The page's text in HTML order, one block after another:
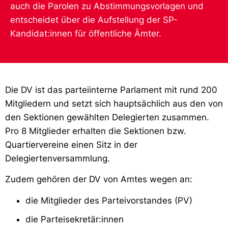
auch die Parolen zu Abstimmungsvorlagen und
entscheidet über die Aufstellung der SP-
Kandidat:innen für öffentliche Ämter.
Die DV ist das parteiinterne Parlament mit rund 200
Mitgliedern und setzt sich hauptsächlich aus den von
den Sektionen gewählten Delegierten zusammen.
Pro 8 Mitglieder erhalten die Sektionen bzw.
Quartiervereine einen Sitz in der
Delegiertenversammlung.
Zudem gehören der DV von Amtes wegen an:
die Mitglieder des Parteivorstandes (PV)
die Parteisekretär:innen